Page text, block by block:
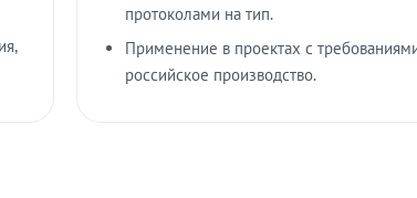
протоколами на тип.
Применение в проектах с
российское производство.